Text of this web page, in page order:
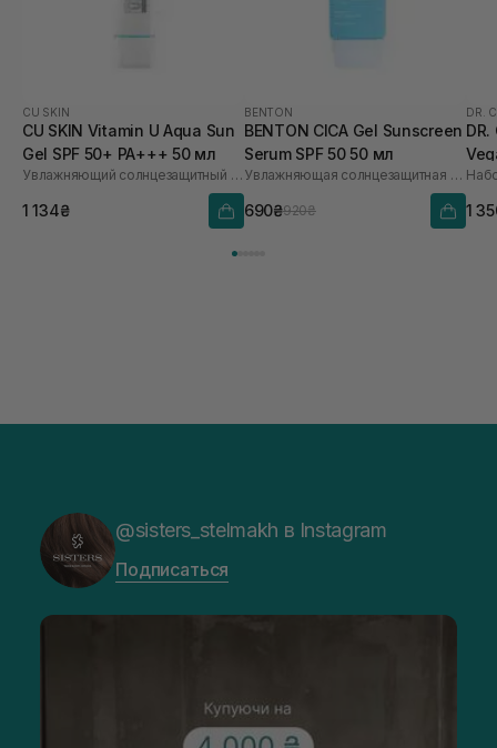
CU SKIN
CU SKIN Vitamin U Aqua Sun
Gel SPF 50+ PA+++ 50 мл
Увлажняющий солнцезащитный гель
1 134₴
BENTON
BENTON CICA Gel Sunscreen
Serum SPF 50 50 мл
Увлажняющая солнцезащитная крем-сыворотка с центеллой
690₴920₴
DR.
DR.
1
@sisters_stelmakh в Instagram
Подписаться